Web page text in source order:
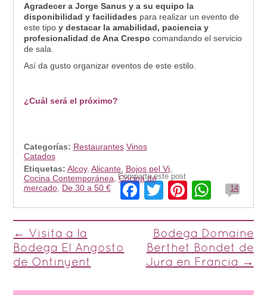
Agradecer a Jorge Sanus y a su equipo la
disponibilidad y facilidades para realizar un evento de
este tipo y destacar la amabilidad, paciencia y
profesionalidad de Ana Crespo comandando el servicio
de sala.
Así da gusto organizar eventos de este estilo.
¿Cuál será el próximo?
Categorías: Restaurantes Vinos
Catados
Etiquetas: Alcoy, Alicante, Bojos pel Vi,
Cocina Contemporánea ,Cocina de
mercado, De 30 a 50 €
Comparte este post
Facebook
TwitterPinterest
14
Post navigation
←
Visita a la
Bodega El Angosto
de Ontinyent
Bodega Domaine
Berthet Bondet de
Jura en Francia
→